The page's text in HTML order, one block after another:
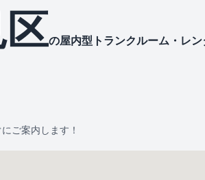
の屋内型トランクルーム・レ
ご案内します！